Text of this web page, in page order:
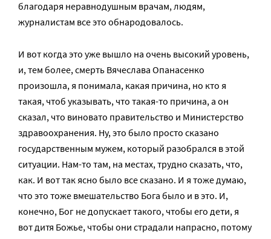
благодаря неравнодушным врачам, людям,
журналистам все это обнародовалось.
И вот когда это уже вышло на очень высокий уровень,
и, тем более, смерть Вячеслава Опанасенко
произошла, я понимала, какая причина, но кто я
такая, чтоб указывать, что такая-то причина, а он
сказал, что виновато правительство и Министерство
здравоохранения. Ну, это было просто сказано
государственным мужем, который разобрался в этой
ситуации. Нам-то там, на местах, трудно сказать, что,
как. И вот так ясно было все сказано. И я тоже думаю,
что это тоже вмешательство Бога было и в это. И,
конечно, Бог не допускает такого, чтобы его дети, я
вот дитя Божье, чтобы они страдали напрасно, потому